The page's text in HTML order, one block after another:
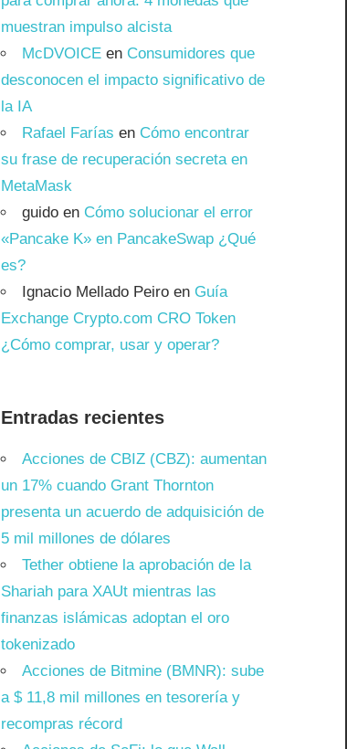
muestran impulso alcista
McDVOICEen Consumidores que
desconocen el impacto significativo de
la IA
Rafael Farías en Cómo encontrar
su frase de recuperación secreta en
MetaMask
guidoen Cómo solucionar el error
«Pancake K» en PancakeSwap ¿Qué
es?
Ignacio Mellado Peiroen Guía
Exchange Crypto.com CRO Token
¿Cómo comprar, usar y operar?
Entradas recientes
Acciones de CBIZ (CBZ): aumentan
un 17% cuando Grant Thornton
presenta un acuerdo de adquisición de
5 mil millones de dólares
Tether obtiene la aprobación de la
Shariah para XAUt mientras las
finanzas islámicas adoptan el oro
tokenizado
Acciones de Bitmine (BMNR): sube
a $ 11,8 mil millones en tesorería y
recompras récord